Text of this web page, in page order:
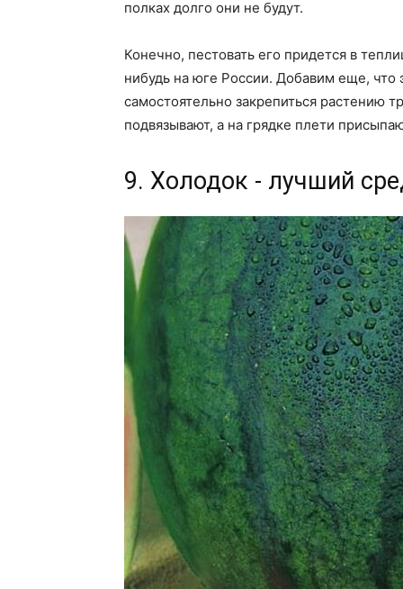
полках долго они не будут.
Конечно, пестовать его придется в
нибудь на юге России. Добавим еще, что
самостоятельно закрепиться растению
подвязывают, а на грядке плети
9. Холодок - лучший